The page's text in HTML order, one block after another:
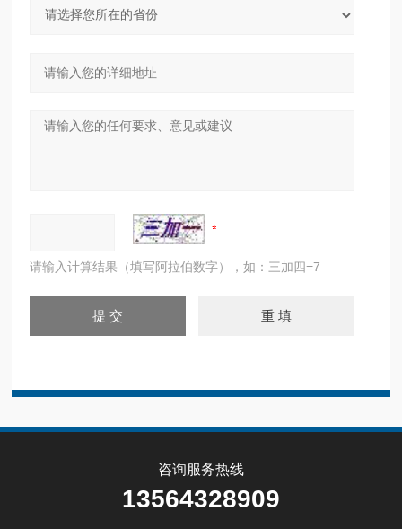
请输入计算结果（填写阿拉伯数字），如：三加四=7
咨询服务热线
13564328909